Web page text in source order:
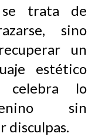
trata de
sino
un
estético
celebra lo
sin
disculpas.